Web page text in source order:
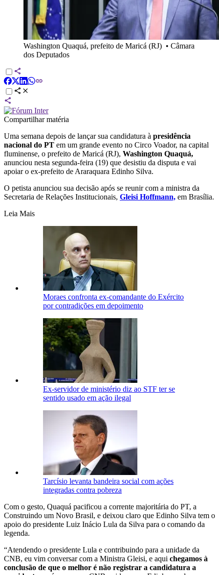
Washington Quaquá, prefeito de Maricá (RJ) • Câmara
dos Deputados
Compartilhar matéria
Uma semana depois de lançar sua candidatura à presidência
nacional do PT em um grande evento no Circo Voador, na capital
fluminense, o prefeito de Maricá (RJ), Washington Quaquá,
anunciou nesta segunda-feira (19) que desistiu da disputa e vai
apoiar o ex-prefeito de Araraquara Edinho Silva.
O petista anunciou sua decisão após se reunir com a ministra da
Secretaria de Relações Institucionais, Gleisi Hoffmann, em Brasília.
Leia Mais
Moraes confronta ex-comandante do Exército
por contradições em depoimento
Ex-servidor de ministério diz ao STF ter se
sentido usado em ação ilegal
Tarcísio levanta bandeira social com ações
integradas contra pobreza
Com o gesto, Quaquá pacificou a corrente majoritária do PT, a
Construindo um Novo Brasil, e deixou claro que Edinho Silva tem o
apoio do presidente Luiz Inácio Lula da Silva para o comando da
legenda.
“Atendendo o presidente Lula e contribuindo para a unidade da
CNB, eu vim conversar com a Ministra Gleisi, e aqui chegamos à
conclusão de que o melhor é não registrar a candidatura a